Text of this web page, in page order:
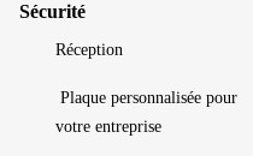
Sécurité
Réception
Plaque personnalisée pour
votre entreprise